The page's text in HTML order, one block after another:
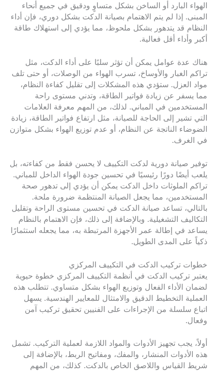
الهواء البارد أو الساخن بشكل متساوٍ ودقيق في جميع أنحاء
المبنى. إذا لم يتم الاهتمام بصيانة الدكت بشكل دوري، فإن أداء
النظام قد يتدهور بشكل ملحوظ، مما يؤدي إلى استهلاك طاقة
أكبر وأداء أقل فعالية.
هناك عدة عوامل يمكن أن تؤثر سلبًا على أداء الدكت، مثل
تراكم الغبار والأوساخ، تسرب الهواء من الوصلات، أو حتى تلف
مواد العزل. ستؤدي هذه المشكلات إلى تقليل كفاءة النظام،
مما يسفر عن زيادة فواتير الطاقة، وتدني مستوى راحة
المستخدمين في المباني. لذلك، من المهم معرفة العلامات
التي تشير إلى الحاجة للصيانة، مثل ارتفاع فواتير الطاقة، زيادة
الضوضاء الناتجة عن النظام، أو عدم توزيع الهواء بشكل متوازن
في الغرف.
توفير صيانة دورية لدكت التكييف لا يحسن فقط من كفاءته، بل
يلعب أيضًا دورًا رئيسيًا في تحسين جودة الهواء الداخل للمباني.
تراكم الملوثات داخل الدكت يمكن أن يؤدي إلى تدهور صحة
المستخدمين، مما يجعل الصيانة المنتظمة ضرورة ملحة.
بالتالي، تساعد صيانة الدكت في تحسين مستوى الراحة وتقليل
التكاليف التشغيلية. وبالإضافة إلى ذلك، فإن الاهتمام بالنظام
يساعد في إطالة عمر الأجهزة المرتبطة به، مما يجعله استثمارًا
ذكياً على المدى الطويل.
خطوات تركيب الدكت في التكييف المركزي
يعتبر تركيب الدكت في أنظمة التكييف المركزي خطوة حيوية
لضمان الأداء الفعال وتوزيع الهواء بشكل متساوي. تتطلب هذه
العملية التخطيط الدقيق والامتثال للمعايير الهندسية. يسهل
اتباع سلسلة من الإجراءات على الفنيين تحقيق تركيب آمن
وفعال.
أولاً، يجب تجهيز الأدوات والمواد اللازمة لعملية التركيب. تشمل
هذه الأدوات المنشار، والمفك، ومفاتيح الربط، بالإضافة إلى
شريط القياس واللاصق الخاص بالدكت. كذلك، من المهم